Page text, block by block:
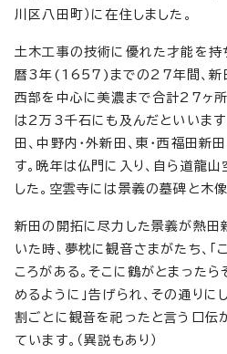
川区八田町）に在住しました。
土木工事の技術に優れた才能を
暦3年(1657)までの27年間、新
西部を中心に美濃まで合計27ヶ
は2万3千石にも及んだといいます
田、中野内・外新田、東・西福田新
す。晩年は仏門に入り、自ら道龍
した。空雲寺には景義の墓碑と木像
新田の開拓に尽力した景義が熱田
いた時、夢枕に観音さまがたち、「
ころがある。そこに鶴がとまった
めるように」告げられ、その通り
割ごとに観音を祀ったと言う口伝
ています。（異説もあり）